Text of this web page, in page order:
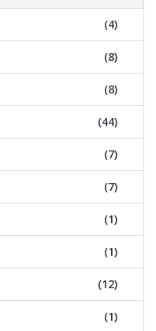
(4)
(8)
(8)
(44)
(7)
(7)
(1)
(1)
(12)
(1)